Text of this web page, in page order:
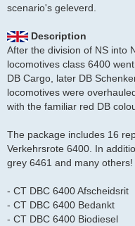
scenario's geleverd.
Description
After the division of NS into
locomotives class 6400
DB Cargo, later DB
locomotives were
with the familiar red DB
The package includes 16
Verkehrsrote 6400. In
grey 6461 and many others!
- CT DBC 6400 Afscheidsrit
- CT DBC 6400 Bedankt
- CT DBC 6400 Biodiesel